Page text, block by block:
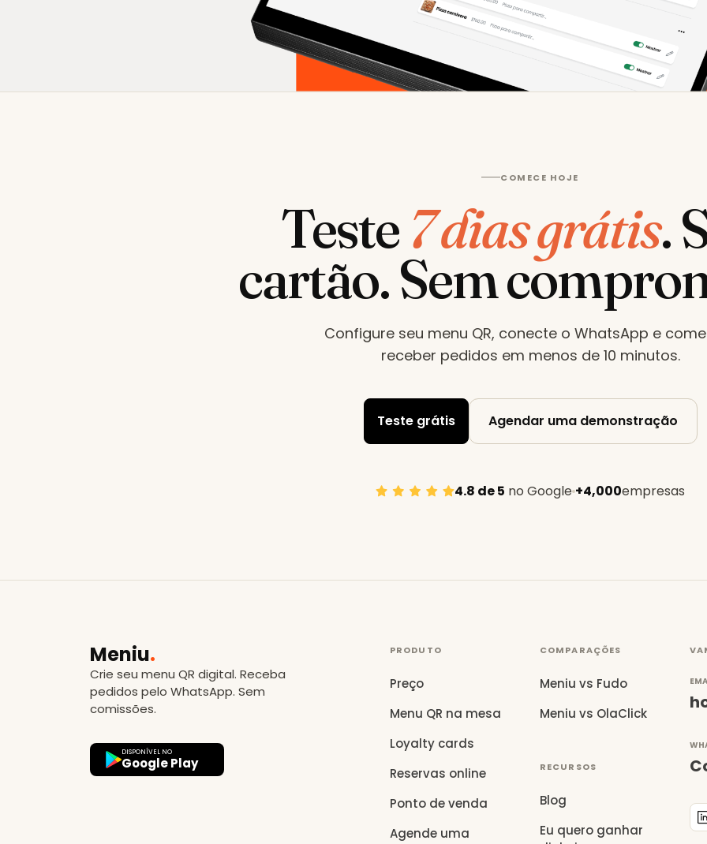
COMECE HOJE
Teste 7 dias grátis.
cartão. Sem
Configure seu menu QR, conecte o WhatsApp e
receber pedidos em menos de 10 minutos.
Teste grátis Agendar uma demonstração
4.8 de 5 no Google +4,000empresas
Meniu.
Crie seu menu QR digital. Receba
pedidos pelo WhatsApp. Sem
comissões.
DISPONÍVEL NO
Google Play
PRODUTO
Preço
Menu QR na mesa
Loyalty cards
Reservas online
Ponto de venda
Agende uma
COMPARAÇÕES
Meniu vs Fudo
Meniu vs OlaClick
RECURSOS
Blog
Eu quero ganhar